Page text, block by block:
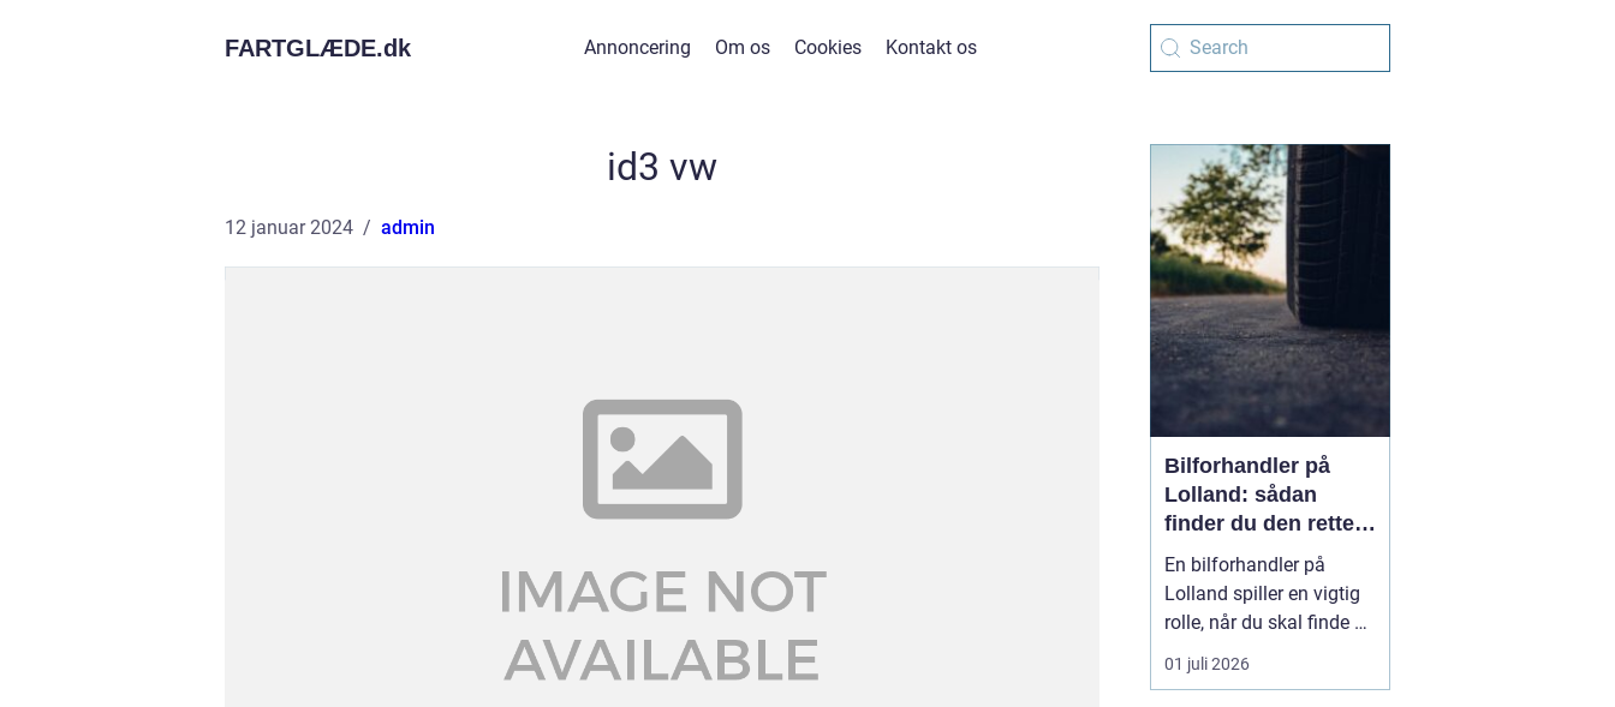
FARTGLÆDE.dk Annoncering Om os Cookies Kontakt os
id3 vw
12 januar 2024 admin
Bilforhandler på
Lolland: sådan
finder du den rette
forhandler til dit
næste bilkøb
En bilforhandler på
Lolland spiller en vigtig
rolle, når du skal finde en
brugt bil, du kan stole på
i mange år. For mange er
01 juli 2026